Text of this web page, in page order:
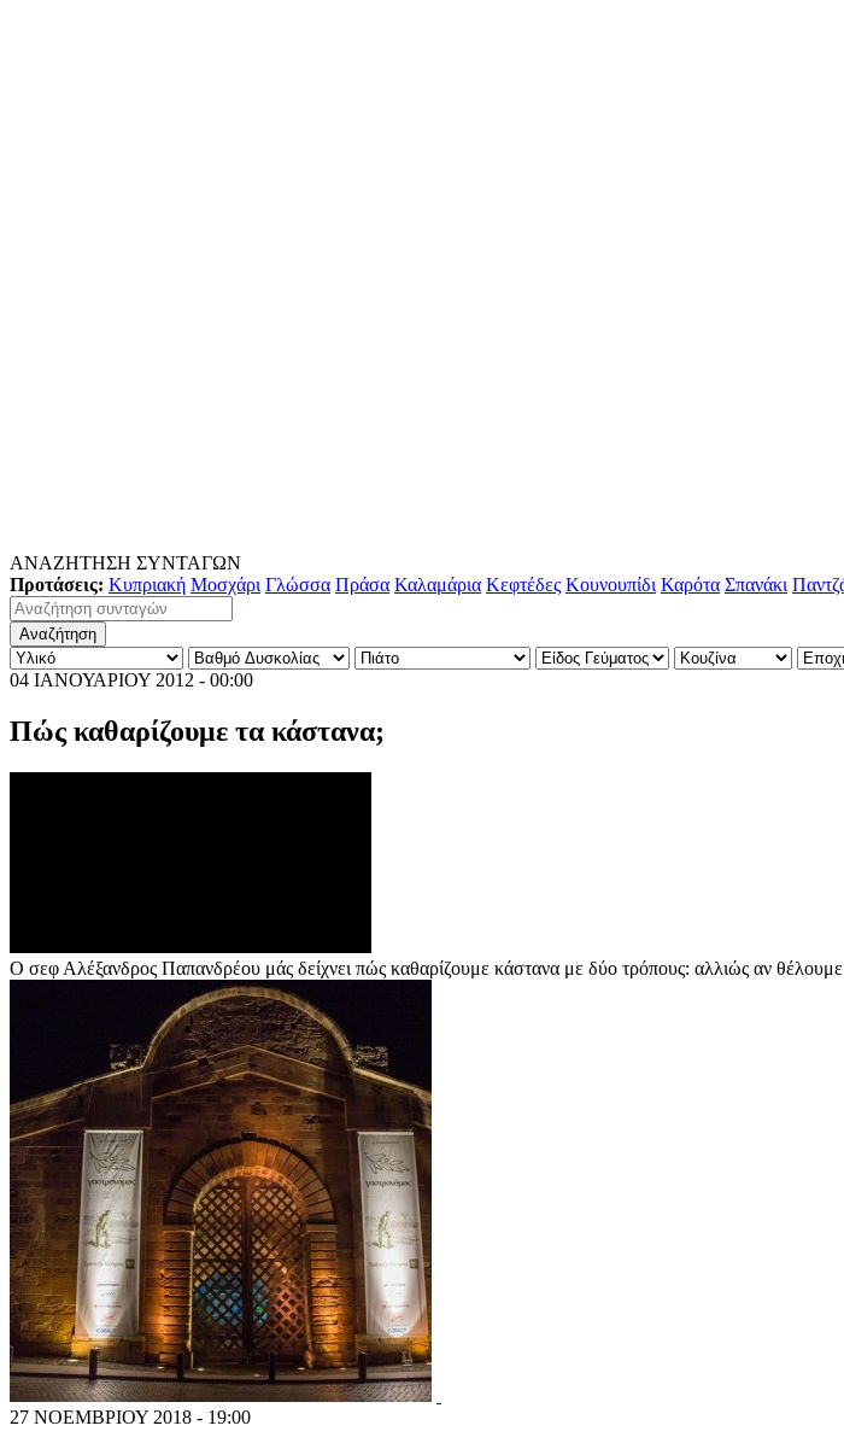
ΑΝΑΖΗΤΗΣΗ ΣΥΝΤΑΓΩΝ
Προτάσεις: Κυπριακή Μοσχάρι Γλώσσα Πράσα Καλαμάρια Κεφτέδες Κουνουπίδι Καρότα Σπανάκι
04 ΙΑΝΟΥΑΡΙΟΥ 2012 - 00:00
Πώς καθαρίζουμε τα κάστανα;
Ο σεφ Αλέξανδρος Παπανδρέου μάς δείχνει πώς καθαρίζουμε κάστανα με δύο τρόπους: αλλιώς αν
27 ΝΟΕΜΒΡΙΟΥ 2018 - 19:00